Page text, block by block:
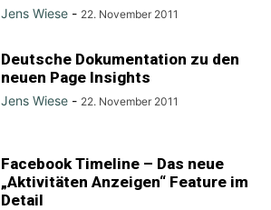
Jens Wiese - 22. November 2011
Deutsche Dokumentation zu den
neuen Page Insights
Jens Wiese - 22. November 2011
Facebook Timeline – Das neue
„Aktivitäten Anzeigen“ Feature im
Detail